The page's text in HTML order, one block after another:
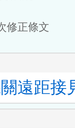
修正條文
遠距接